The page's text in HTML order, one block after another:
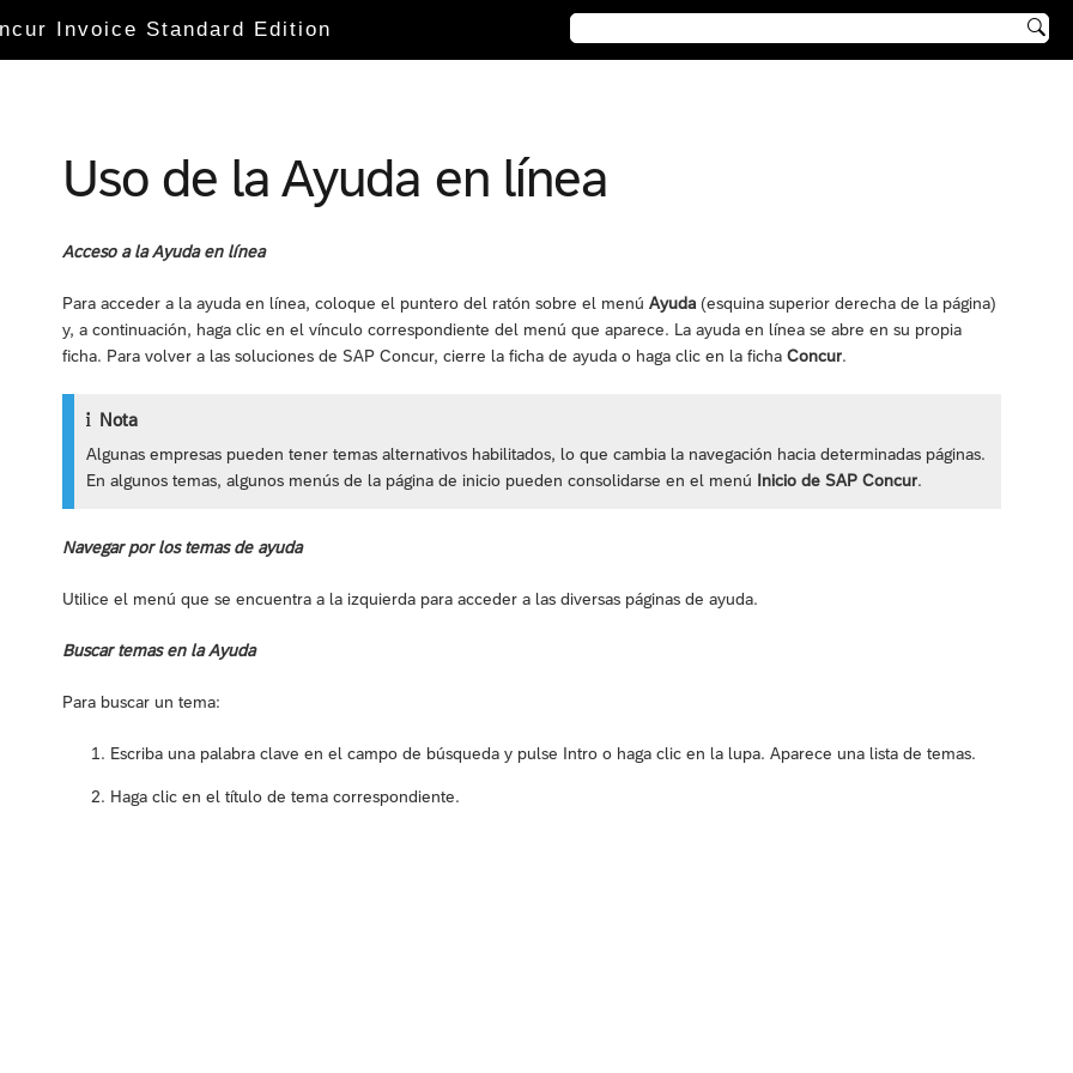
Invoice Standard Edition 
Uso de la Ayuda en línea
Acceso a la Ayuda en línea
Para acceder a la ayuda en línea, coloque el puntero del ratón sobre el menú Ayuda (esquina superior derecha de la página)
y, a continuación, haga clic en el vínculo correspondiente del menú que aparece. La ayuda en línea se abre en su propia
ficha. Para volver a las soluciones de SAP Concur, cierre la ficha de ayuda o haga clic en la ficha Concur.
Nota
Algunas empresas pueden tener temas alternativos habilitados, lo que cambia la navegación hacia determinadas páginas.
En algunos temas, algunos menús de la página de inicio pueden consolidarse en el menú Inicio de SAP Concur.
Navegar por los temas de ayuda
Utilice el menú que se encuentra a la izquierda para acceder a las diversas páginas de ayuda.
Buscar temas en la Ayuda
Para buscar un tema:
Escriba una palabra clave en el campo de búsqueda y pulse Intro o haga clic en la lupa. Aparece una lista de temas.
Haga clic en el título de tema correspondiente.